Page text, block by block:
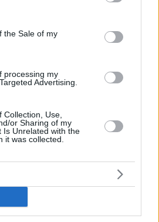
Google and its third-party tags to
specified purposes in below Google
the Sale of my
processing my
Advertising.
Use,
or Sharing of my
Is Unrelated with the
it was collected.
άλλη πόλη!
& Εξειδίκευση: Το Mοντέλο που
Σχολιασμένα
λεμονιού και κάππαρης –